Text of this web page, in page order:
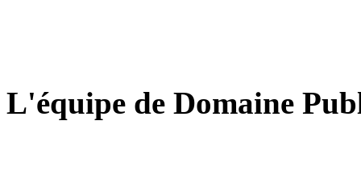
L'équipe de Domaine